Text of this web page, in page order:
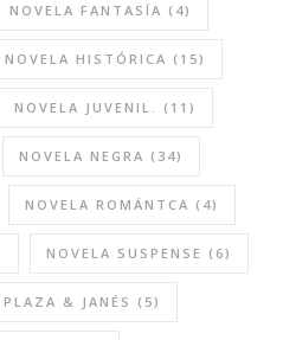
NOVELA FANTASÍA (4)
NOVELA HISTÓRICA (15)
NOVELA JUVENIL. (11)
NOVELA NEGRA (34)
NOVELA ROMÁNTCA (4)
NOVELA SUSPENSE (6)
PLAZA & JANÉS (5)